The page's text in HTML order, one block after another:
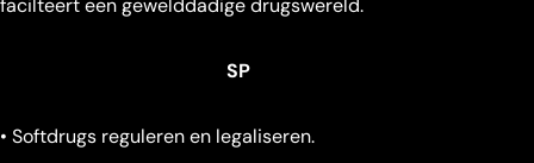
facilteert een gewelddadige drugswereld.
SP
• Softdrugs reguleren en legaliseren.